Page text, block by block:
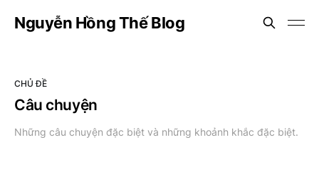
Nguyễn Hồng Thế Blog
CHỦ ĐỀ
Câu chuyện
Những câu chuyện đặc biệt và những khoảnh khắc đặc biệt.